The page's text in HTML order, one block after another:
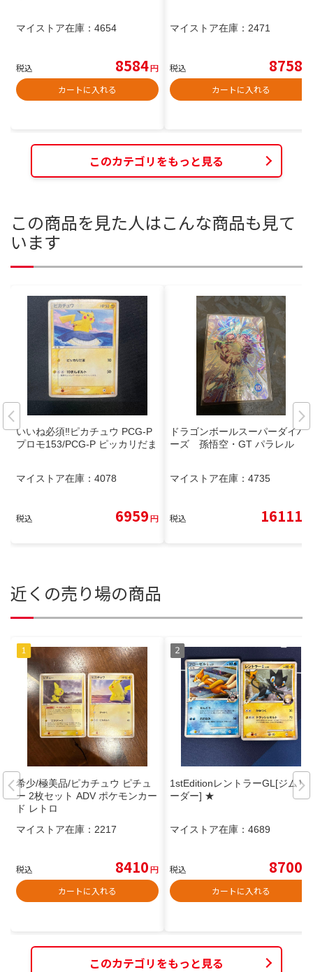
マイストア在庫： 4654
税込 8584円
カートに入れる
マイストア在庫： 2471
税込 8758
カートに入れる
このカテゴリをもっと見る
この商品を見た人はこんな商品も見て
います
いいね必須‼️ピカチュウ PCG-P
プロモ153/PCG-P ピッカリだま
マイストア在庫： 4078
税込 6959円
ドラゴンボールスーパーダイバ
ーズ 孫悟空・GT パラレル
マイストア在庫： 4735
税込 16111
近くの売り場の商品
希少/極美品/ピカチュウ ピチュ
ー 2枚セット ADV ポケモンカー
ド レトロ
マイストア在庫： 2217
税込 8410円
カートに入れる
1stEditionレントラーGL[ジムリ
ーダー] ★
マイストア在庫： 4689
税込 8700
カートに入れる
このカテゴリをもっと見る